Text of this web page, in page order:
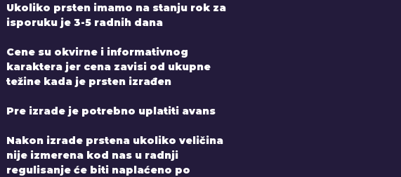
Ukoliko prsten imamo na stanju rok za
isporuku je 3-5 radnih dana
Cene su okvirne i informativnog
karaktera jer cena zavisi od ukupne
težine kada je prsten izrađen
Pre izrade je potrebno uplatiti avans
Nakon izrade prstena ukoliko veličina
nije izmerena kod nas u radnji
regulisanje će biti naplaćeno po